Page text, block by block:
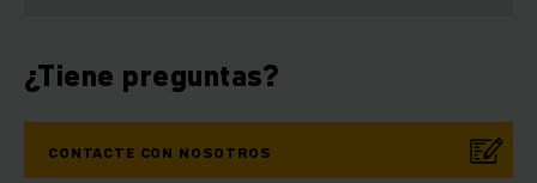
¿Tiene preguntas?
CONTACTE CON NOSOTROS